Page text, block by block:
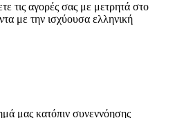
τις αγορές σας με μετρητά στο
με την ισχύουσα ελληνική
μας κατόπιν συνεννόησης